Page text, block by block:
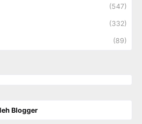
(547)
(332)
(89)
Blogger